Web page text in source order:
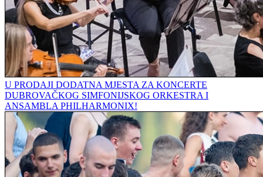
U PRODAJI DODATNA MJESTA ZA KONCERTE
DUBROVAČKOG SIMFONIJSKOG ORKESTRA I
ANSAMBLA PHILHARMONIX!